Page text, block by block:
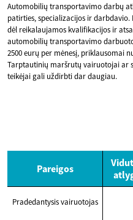
Automobilių transportavimo darbų
patirties, specializacijos ir
dėl reikalaujamos kvalifikacijos ir
automobilių transportavimo
2500 eurų per mėnesį, priklausomai
Tarptautinių maršrutų vairuotojai ar
teikėjai gali uždirbti dar daugiau.
Pareigos
Pradedantysis vairuotojas